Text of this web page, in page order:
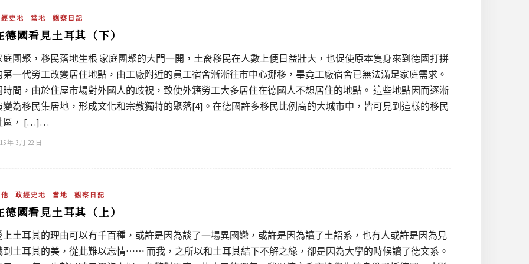
史地 當地 觀察日記
德國看見土耳其（下）
庭團聚，移民落地生根 家庭團聚的大門一開，土裔移民在人數上便日益壯大，也促使原本隻身來到德國打拼
第一代勞工改變居住地點，由工廠附近的員工宿舍漸漸往市中心挪移，畢竟工廠宿舍已無法滿足家庭需求。
時間，由於住屋市場對外國人的歧視，致使外籍勞工大多居住在德國人不想居住的地點。 這些地點因而逐漸
變為移民集居地，形成文化和宗教獨特的聚落[4]。在德國許多移民比例高的大城市中，皆可見到這樣的移民
區， […]…
年 3 月 22 日
政經史地 當地 觀察日記
德國看見土耳其（上）
上土耳其的理由可以有千百種，或許是因為談了一場異國戀，或許是因為讀了土語系，也有人或許是因為見
到土耳其的美，從此難以忘情⋯⋯ 而我，之所以和土耳其結下不解之緣，卻是因為大學的時候讀了德文系。